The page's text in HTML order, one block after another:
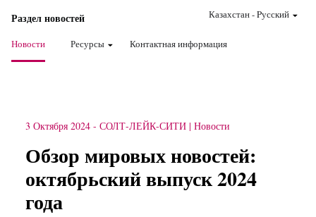
Раздел новостей
Новости Ресурсы Контактная информация
Казахстан-Pусский
3 Октября 2024 - СОЛТ-ЛЕЙК-СИТИ Новости
Обзор мировых новостей:
октябрьский выпуск 2024
года